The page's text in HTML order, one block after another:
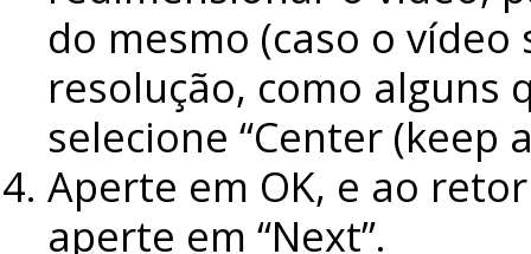
do mesmo (caso o
resolução, como alguns
selecione “Center (keep
Aperte em OK, e ao
aperte em “Next”.